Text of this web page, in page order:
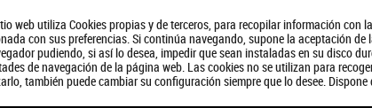
web utiliza Cookies propias y de terceros, para recopilar información
con sus preferencias. Si continúa navegando, supone la aceptación
pudiendo, si así lo desea, impedir que sean instaladas en su disco
de navegación de la página web. Las cookies no se utilizan para
también puede cambiar su configuración siempre que lo desee.